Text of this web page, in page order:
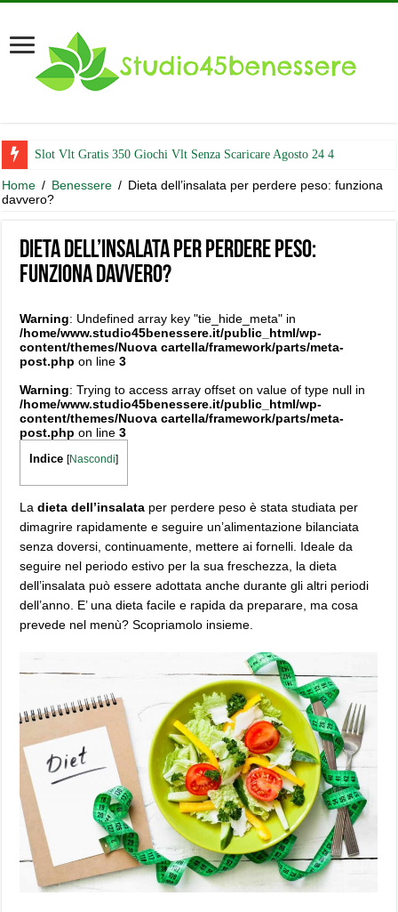
Slot Vlt Gratis 350 Giochi Vlt Senza Scaricare Agosto 24 4
Home / Benessere / Dieta dell’insalata per perdere peso: funziona
davvero?
Dieta dell’insalata per perdere peso:
funziona davvero?
Warning: Undefined array key "tie_hide_meta" in
/home/www.studio45benessere.it/public_html/wp-
content/themes/Nuova cartella/framework/parts/meta-
post.php on line3
Warning: Trying to access array offset on value of type null in
/home/www.studio45benessere.it/public_html/wp-
content/themes/Nuova cartella/framework/parts/meta-
post.php on line3
Indice [Nascondi]
Ladieta dell’insalata per perdere peso è stata studiata per
dimagrire rapidamente e seguire un’alimentazione bilanciata
senza doversi, continuamente, mettere ai fornelli. Ideale da
seguire nel periodo estivo per la sua freschezza, la dieta
dell’insalata può essere adottata anche durante gli altri periodi
dell’anno. E’ una dieta facile e rapida da preparare, ma cosa
prevede nel menù? Scopriamolo insieme.